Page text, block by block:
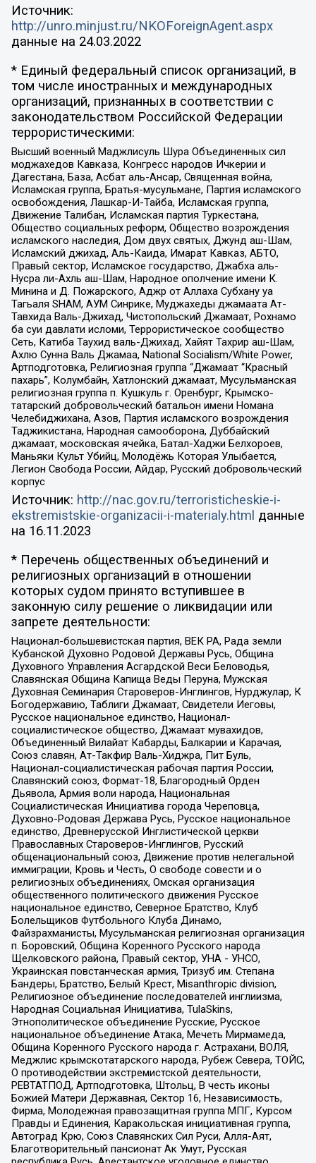
Источник:
http://unro.minjust.ru/NKOForeignAgent.aspx
данные на 24.03.2022
* Единый федеральный список организаций, в
том числе иностранных и международных
организаций, признанных в соответствии с
законодательством Российской Федерации
террористическими:
Высший военный Маджлисуль Шура Объединенных сил
моджахедов Кавказа, Конгресс народов Ичкерии и
Дагестана, База, Асбат аль-Ансар, Священная война,
Исламская группа, Братья-мусульмане, Партия исламского
освобождения, Лашкар-И-Тайба, Исламская группа,
Движение Талибан, Исламская партия Туркестана,
Общество социальных реформ, Общество возрождения
исламского наследия, Дом двух святых, Джунд аш-Шам,
Исламский джихад, Аль-Каида, Имарат Кавказ, АБТО,
Правый сектор, Исламское государство, Джабха аль-
Нусра ли-Ахль аш-Шам, Народное ополчение имени К.
Минина и Д. Пожарского, Аджр от Аллаха Субхану уа
Тагьаля SHAM, АУМ Синрике, Муджахеды джамаата Ат-
Тавхида Валь-Джихад, Чистопольский Джамаат, Рохнамо
ба суи давлати исломи, Террористическое сообщество
Сеть, Катиба Таухид валь-Джихад, Хайят Тахрир аш-Шам,
Ахлю Сунна Валь Джамаа, National Socialism/White Power,
Артподготовка, Религиозная группа “Джамаат “Красный
пахарь”, Колумбайн, Хатлонский джамаат, Мусульманская
религиозная группа п. Кушкуль г. Оренбург, Крымско-
татарский добровольческий батальон имени Номана
Челебиджихана, Азов, Партия исламского возрождения
Таджикистана, Народная самооборона, Дуббайский
джамаат, московская ячейка, Батал-Хаджи Белхороев,
Маньяки Культ Убийц, Молодёжь Которая Улыбается,
Легион Свобода России, Айдар, Русский добровольческий
корпус
Источник: http://nac.gov.ru/terroristicheskie-i-
ekstremistskie-organizacii-i-materialy.html данные
на 16.11.2023
* Перечень общественных объединений и
религиозных организаций в отношении
которых судом принято вступившее в
законную силу решение о ликвидации или
запрете деятельности:
Национал-большевистская партия, ВЕК РА, Рада земли
Кубанской Духовно Родовой Державы Русь, Община
Духовного Управления Асгардской Веси Беловодья,
Славянская Община Капища Веды Перуна, Мужская
Духовная Семинария Староверов-Инглингов, Нурджулар, К
Богодержавию, Таблиги Джамаат, Свидетели Иеговы,
Русское национальное единство, Национал-
социалистическое общество, Джамаат мувахидов,
Объединенный Вилайат Кабарды, Балкарии и Карачая,
Союз славян, Ат-Такфир Валь-Хиджра, Пит Буль,
Национал-социалистическая рабочая партия России,
Славянский союз, Формат-18, Благородный Орден
Дьявола, Армия воли народа, Национальная
Социалистическая Инициатива города Череповца,
Духовно-Родовая Держава Русь, Русское национальное
единство, Древнерусской Инглистической церкви
Православных Староверов-Инглингов, Русский
общенациональный союз, Движение против нелегальной
иммиграции, Кровь и Честь, О свободе совести и о
религиозных объединениях, Омская организация
общественного политического движения Русское
национальное единство, Северное Братство, Клуб
Болельщиков Футбольного Клуба Динамо,
Файзрахманисты, Мусульманская религиозная организация
п. Боровский, Община Коренного Русского народа
Щелковского района, Правый сектор, УНА - УНСО,
Украинская повстанческая армия, Тризуб им. Степана
Бандеры, Братство, Белый Крест, Misanthropic division,
Религиозное объединение последователей инглиизма,
Народная Социальная Инициатива, TulaSkins,
Этнополитическое объединение Русские, Русское
национальное объединение Атака, Мечеть Мирмамеда,
Община Коренного Русского народа г. Астрахани, ВОЛЯ,
Меджлис крымскотатарского народа, Рубеж Севера, ТОЙС,
О противодействии экстремистской деятельности,
РЕВТАТПОД, Артподготовка, Штольц, В честь иконы
Божией Матери Державная, Сектор 16, Независимость,
Фирма, Молодежная правозащитная группа МПГ, Курсом
Правды и Единения, Каракольская инициативная группа,
Автоград Крю, Союз Славянских Сил Руси, Алля-Аят,
Благотворительный пансионат Ак Умут, Русская